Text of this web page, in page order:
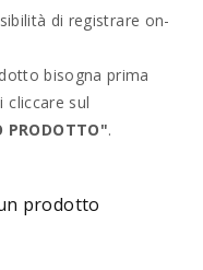
di registrare on-
bisogna prima
cliccare sul
PRODOTTO".
prodotto